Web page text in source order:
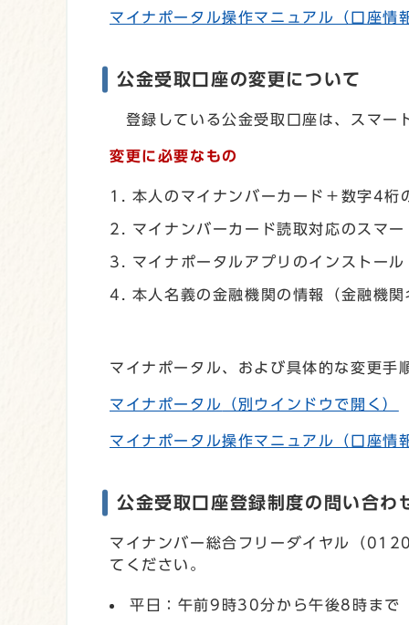
マイナポータル操作マニュアル（口座情
公金受取口座の変更について
登録している公金受取口座は、スマー
変更に必要なもの
本人のマイナンバーカード＋数字4桁
マイナンバーカード読取対応のスマ
マイナポータルアプリのインストール
本人名義の金融機関の情報（金融機
マイナポータル、および具体的な変更手
マイナポータル （別ウインドウで開く）
マイナポータル操作マニュアル（口座情
公金受取口座登録制度の問い合わ
マイナンバー総合フリーダイヤル（
てください。
平日：午前9時30分から午後8時まで